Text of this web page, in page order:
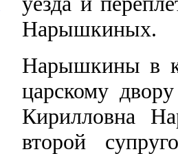
Нарышкиных.
Нарышкины в
царскому
Кирилловна
второй